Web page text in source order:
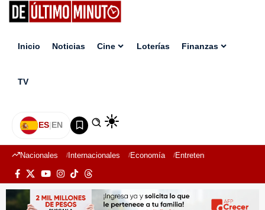
Inicio Noticias Cine Loterías Finanzas
TV
ES|EN
Nacionales Internacionales Economía Entretenimiento